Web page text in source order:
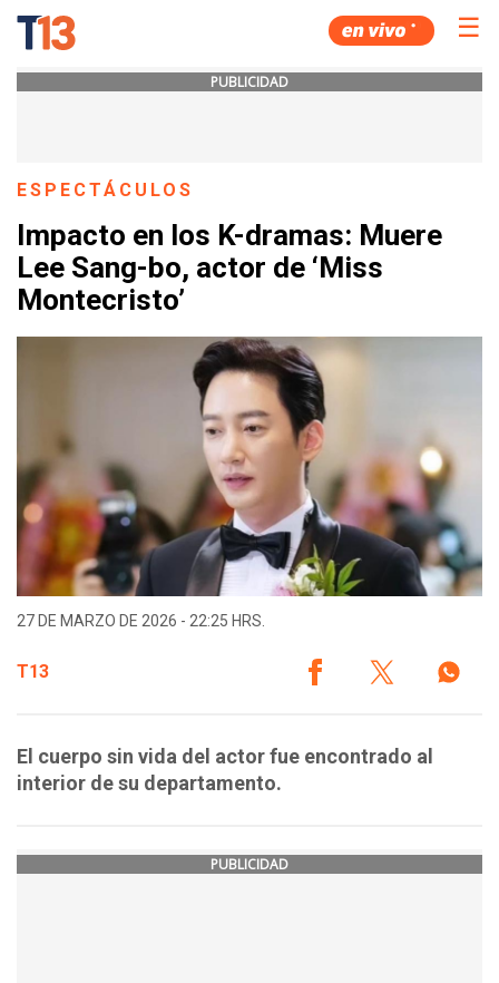
☰
PUBLICIDAD
ESPECTÁCULOS
Impacto en los K-dramas: Muere
Lee Sang-bo, actor de ‘Miss
Montecristo’
27 DE MARZO DE 2026 - 22:25 HRS.
T13
El cuerpo sin vida del actor fue encontrado al
interior de su departamento.
PUBLICIDAD